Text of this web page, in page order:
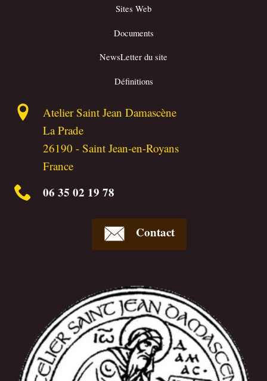
Sites Web
Documents
NewsLetter du site
Définitions
Atelier Saint Jean Damascène
La Prade
26190 -Saint Jean-en-Royans
France
06 35 02 19 78
Contact